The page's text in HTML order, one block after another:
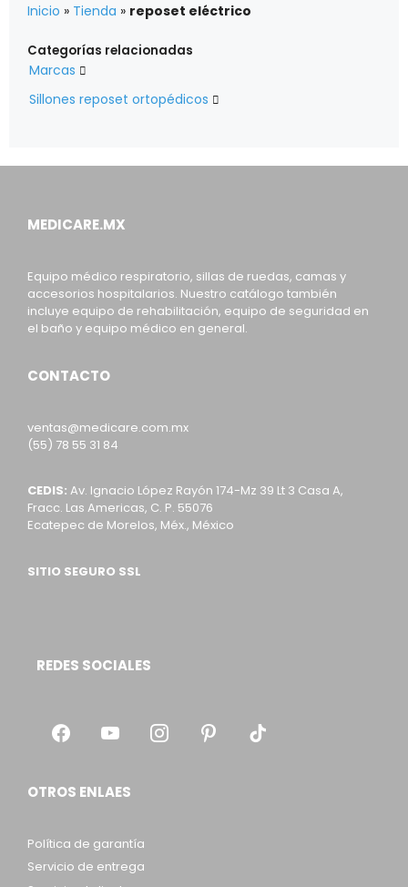
Inicio » Tienda » reposet eléctrico
Categorías relacionadas
Marcas 
Sillones reposet ortopédicos 
MEDICARE.MX
Equipo médico respiratorio, sillas de ruedas, camas y
accesorios hospitalarios. Nuestro catálogo también
incluye equipo de rehabilitación, equipo de seguridad en
el baño y equipo médico en general.
CONTACTO
ventas@medicare.com.mx
(55) 78 55 31 84
CEDIS: Av. Ignacio López Rayón 174-Mz 39 Lt 3 Casa A,
Fracc. Las Americas, C. P. 55076
Ecatepec de Morelos, Méx., México
SITIO SEGURO SSL
REDES SOCIALES
OTROS ENLAES
Política de garantía
Servicio de entrega